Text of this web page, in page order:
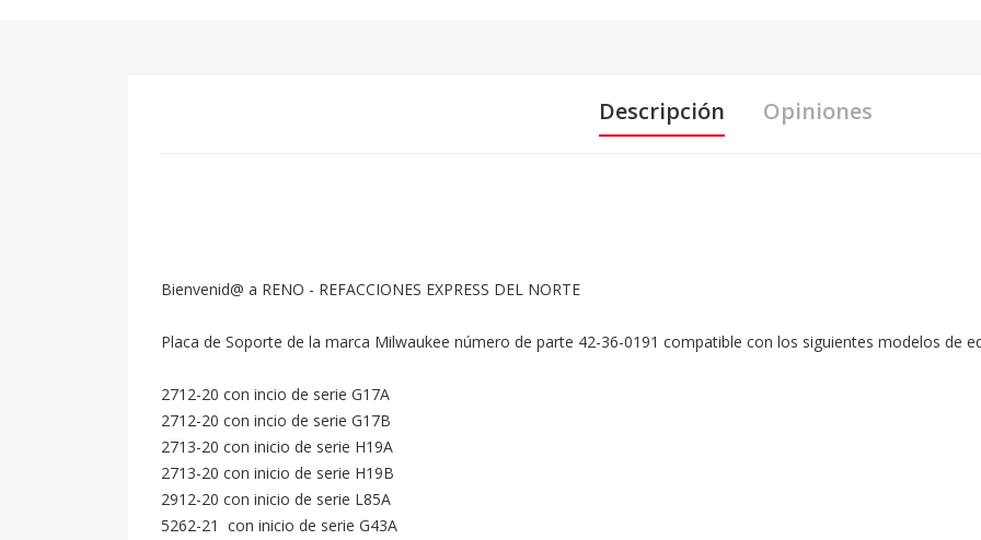
Descripción Opiniones
Bienvenid@ a RENO - REFACCIONES EXPRESS DEL NORTE
Placa de Soporte de la marca Milwaukee número de parte 42-36-0191 compatible con los siguientes modelos de
2712-20 con incio de serie G17A
2712-20 con incio de serie G17B
2713-20 con inicio de serie H19A
2713-20 con inicio de serie H19B
2912-20 con inicio de serie L85A
5262-21  con inicio de serie G43A